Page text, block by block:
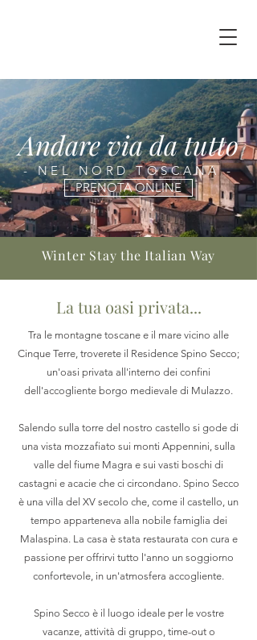
Andare via da tutto
- NEL NORD TOSCANA -
PRENOTA ONLINE
Winter Stay the Italian Way
La tua oasi privata...
Tra le montagne toscane e il mare vicino alle
Cinque Terre, troverete il Residence Spino Secco;
un'oasi privata all'interno dei confini
dell'accogliente borgo medievale di Mulazzo.
Salendo sulla torre del nostro castello si gode di
una vista mozzafiato sui monti Appennini, sulla
valle del fiume Magra e sui vasti boschi di
castagni e acacie che ci circondano. Spino Secco
è una villa del XV secolo che, come il castello, un
tempo apparteneva alla nobile famiglia dei
Malaspina. La casa è stata restaurata con cura e
passione per offrirvi tutto l'anno un soggiorno
confortevole, in un'atmosfera accogliente.
Spino Secco è il luogo ideale per le vostre
vacanze, attività di gruppo, time-out o